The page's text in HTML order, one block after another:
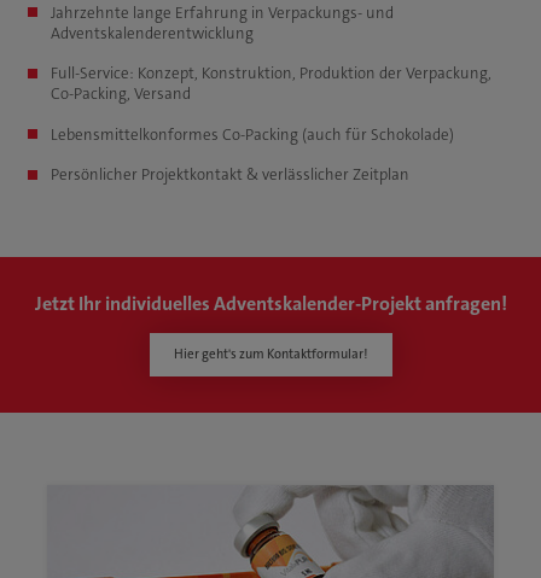
Jahrzehnte lange Erfahrung in Verpackungs- und
Adventskalenderentwicklung
Full-Service: Konzept, Konstruktion, Produktion der Verpackung,
Co-Packing, Versand
Lebensmittelkonformes Co-Packing (auch für Schokolade)
Persönlicher Projektkontakt & verlässlicher Zeitplan
Jetzt Ihr individuelles Adventskalender-Projekt anfragen!
Hier geht's zum Kontaktformular!